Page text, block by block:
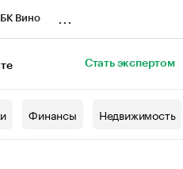
Вино
Стать экспертом
Финансы Недвижимость